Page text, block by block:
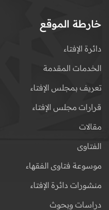
خارطة الموقع
دائرة الإفتاء
الخدمات المقدمة
تعريف بمجلس الإفتاء
قرارات مجلس الإفتاء
مقالات
الفتاوى
موسوعة فتاوى الفقهاء
منشورات دائرة الإفتاء
دراسات وبحوث